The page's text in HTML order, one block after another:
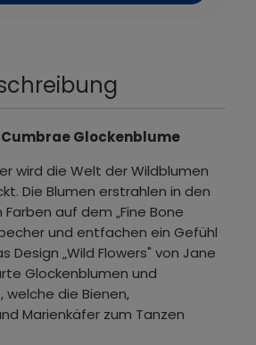
Glockenblume
wird die Welt der Wildblumen
Die Blumen erstrahlen in den
auf dem „Fine Bone
und entfachen ein Gefühl
Design „Wild Flowers" von Jane
Glockenblumen und
welche die Bienen,
Marienkäfer zum Tanzen